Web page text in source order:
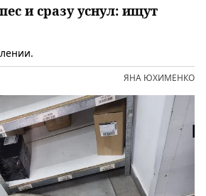
и сразу уснул: ищут
ЯНА ЮХИМЕНКО